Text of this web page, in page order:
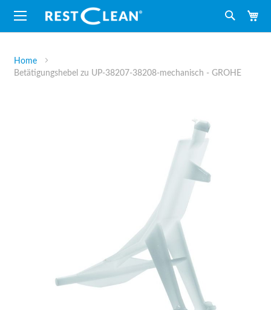
Suche
Home
Betätigungshebel zu UP-38207-38208-mechanisch - GROHE